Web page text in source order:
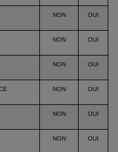
NON OUI
NON OUI
NON OUI
NON OUI
NON OUI
NON OUI